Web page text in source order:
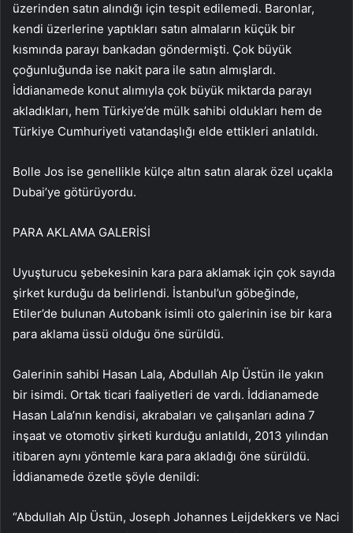
üzerinden satın alındığı için tespit edilemedi. Baronlar,
kendi üzerlerine yaptıkları satın almaların küçük bir
kısmında parayı bankadan göndermişti. Çok büyük
çoğunluğunda ise nakit para ile satın almışlardı.
İddianamede konut alımıyla çok büyük miktarda parayı
akladıkları, hem Türkiye’de mülk sahibi oldukları hem de
Türkiye Cumhuriyeti vatandaşlığı elde ettikleri anlatıldı.
Bolle Jos ise genellikle külçe altın satın alarak özel uçakla
Dubai’ye götürüyordu.
PARA AKLAMA GALERİSİ
Uyuşturucu şebekesinin kara para aklamak için çok sayıda
şirket kurduğu da belirlendi. İstanbul’un göbeğinde,
Etiler’de bulunan Autobank isimli oto galerinin ise bir kara
para aklama üssü olduğu öne sürüldü.
Galerinin sahibi Hasan Lala, Abdullah Alp Üstün ile yakın
bir isimdi. Ortak ticari faaliyetleri de vardı. İddianamede
Hasan Lala’nın kendisi, akrabaları ve çalışanları adına 7
inşaat ve otomotiv şirketi kurduğu anlatıldı, 2013 yılından
itibaren aynı yöntemle kara para akladığı öne sürüldü.
İddianamede özetle şöyle denildi:
“Abdullah Alp Üstün, Joseph Johannes Leijdekkers ve Naci